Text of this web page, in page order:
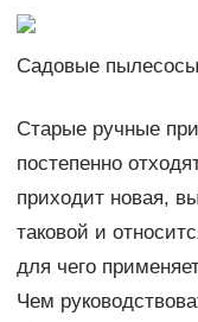
Садовые пылесосы
Старые ручные
постепенно
приходит новая,
таковой и
для чего
Чем